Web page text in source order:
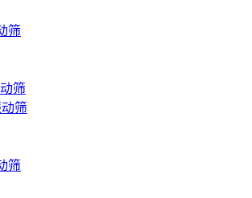
筛
筛
筛
筛